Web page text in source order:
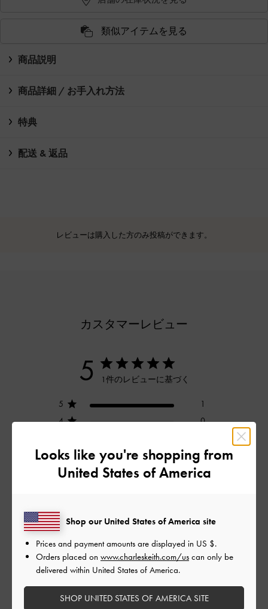
類似アイテムを見る
商品説明
商品詳細 / お手入れ方法
特典
配送 & 返品
レビューは購入した方のみ投稿ができます。
カスタマーレビュー
5 1件のレビューに基づく
5
1
4
0
2
0
1
0
レビューを書く
デザイン
とてもよくなかった
Looks like you're shopping from
United States of America
Shop our United States of America site
Prices and payment amounts are displayed in US $.
Orders placed on www.charleskeith.com/us can only be
delivered within United States of America.
SHOP UNITED STATES OF AMERICA SITE